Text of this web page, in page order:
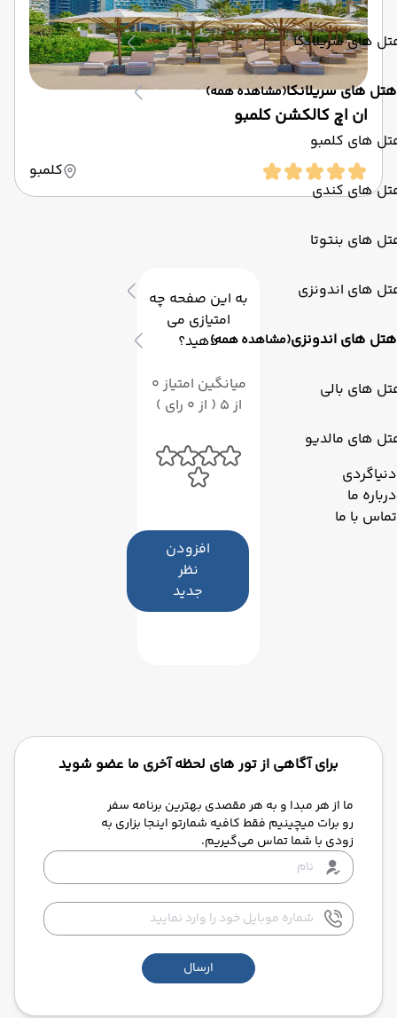
های سریلانکا
هتل های سریلانکا(مشاهده همه)
های کلمبو
های کندی
های بنتوتا
های اندونزی
هتل های اندونزی(مشاهده همه)
های بالی
های مالدیو
دنیاگردی
درباره ما
تماس با ما
ان اچ کالکشن کلمبو
کلمبو
به این صفحه چه
امتیازی می
دهید؟
میانگین امتیاز 0
از 5 ( از 0 رای )
افزودن
نظر
جدید
برای آگاهی از تور های لحظه آخری ما عضو شوید
ما از هر مبدا و به هر مقصدی بهترین برنامه سفر
رو برات میچینیم فقط کافیه شمارتو اینجا بزاری به
زودی با شما تماس می‌گیریم.
ارسال